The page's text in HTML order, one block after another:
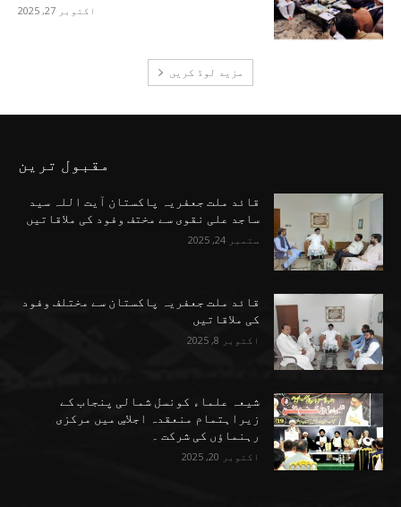
اکتوبر 27, 2025
مزید لوڈ کریں
مقبول ترین
قائد ملت جعفریہ پاکستان آیت اللہ سید
ساجد علی نقوی سے مختف وفود کی ملاقاتیں
ستمبر 24, 2025
قائد ملت جعفریہ پاکستان سے مختلف وفود
کی ملاقاتیں
اکتوبر 8, 2025
شیعہ علماء کونسل شمالی پنجاب کے
زیراہتمام منعقدہ اجلاسِ میں مرکزی
رہنماؤں کی شرکت ۔
اکتوبر 20, 2025